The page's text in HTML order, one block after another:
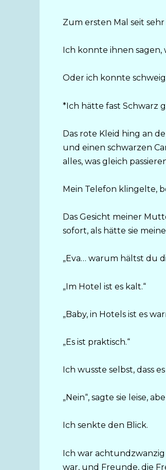
Zum ersten Mal seit
Ich konnte ihnen
Oder ich konnte
*Ich hätte fast Schwarz
Das rote Kleid hing an
und einen schwarzen
alles, was gleich
Mein Telefon klingelte,
Das Gesicht meiner
sofort, als hätte sie
„Eva… warum hältst du
„Im Hotel ist es kalt.“
„Baby, in Hotels ist es
„Es ist praktisch.“
Ich wusste selbst, dass
„Nein“, sagte sie leise,
Ich senkte den Blick.
Ich war achtundzwanzig
war, und Freunde, die